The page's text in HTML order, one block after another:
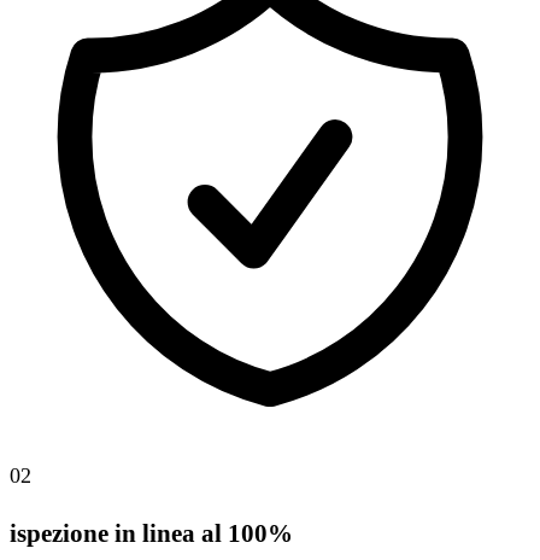
02
ispezione in linea al 100%